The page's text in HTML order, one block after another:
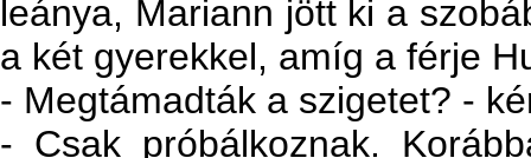
leánya, Mariann jött ki a
a két gyerekkel, amíg a férje
- Megtámadták a szigetet? -
- Csak próbálkoznak.